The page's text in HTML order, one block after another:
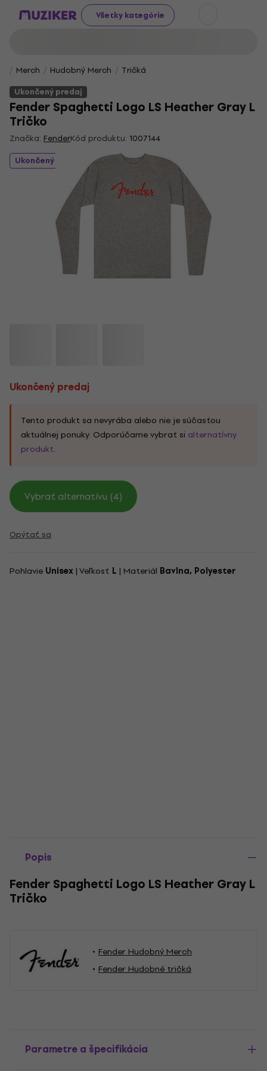
Všetky kategórie
Merch Hudobný Merch
Tričká
Ukončený predaj
Fender Spaghetti Logo LS Heather Gray L
Tričko
Značka: FenderKód produktu: 1007144
Ukončený predaj
Ukončený predaj
Tento produkt sa nevyrába alebo nie je súčasťou
aktuálnej ponuky. Odporúčame vybrať si alternatívny
produkt.
Vybrať alternatívu (4)
Opýtať sa
Pohlavie Unisex | Veľkosť L | Materiál Bavlna, Polyester
Popis
Fender Spaghetti Logo LS Heather Gray L
Tričko
Fender Hudobný Merch
Fender Hudobné tričká
Parametre a špecifikácia